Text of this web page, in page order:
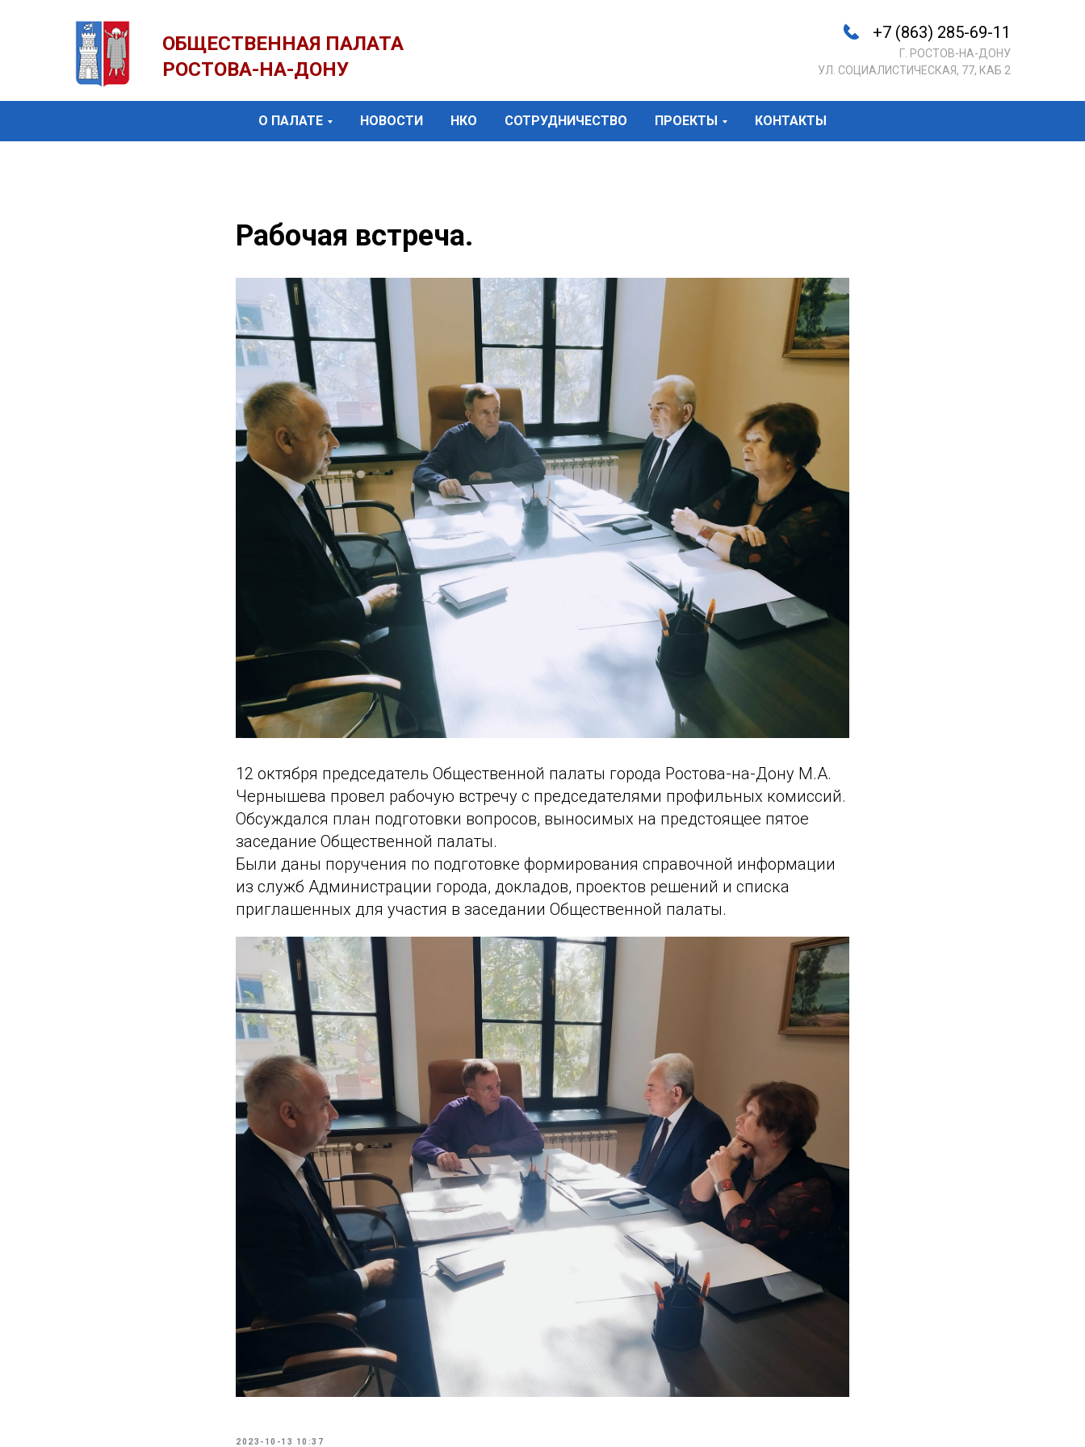
ОБЩЕСТВЕННАЯ ПАЛАТА
РОСТОВА-НА-ДОНУ
+7 (863) 285-69-11
Г. РОСТОВ-НА-ДОНУ
УЛ. СОЦИАЛИСТИЧЕСКАЯ, 77, КАБ 2
О ПАЛАТЕ НОВОСТИ НКО СОТРУДНИЧЕСТВО ПРОЕКТЫ КОНТАКТЫ
Рабочая встреча.
12 октября председатель Общественной палаты города Ростова-на-Дону М.А.
Чернышева провел рабочую встречу с председателями профильных комиссий.
Обсуждался план подготовки вопросов, выносимых на предстоящее пятое
заседание Общественной палаты.
Были даны поручения по подготовке формирования справочной информации
из служб Администрации города, докладов, проектов решений и списка
приглашенных для участия в заседании Общественной палаты.
2023-10-13 10:37